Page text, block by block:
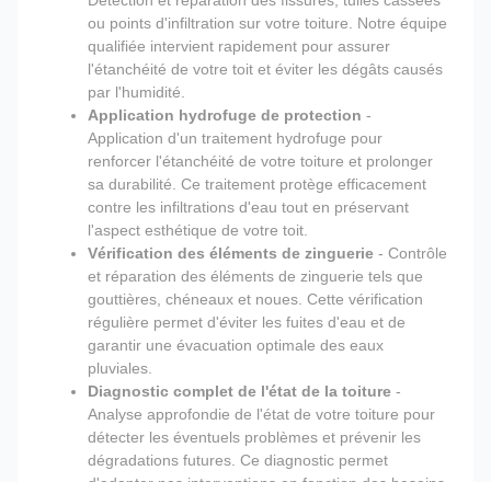
ou points d'infiltration sur votre toiture. Notre équipe
qualifiée intervient rapidement pour assurer
l'étanchéité de votre toit et éviter les dégâts causés
par l'humidité.
Application hydrofuge de protection -
Application d'un traitement hydrofuge pour
renforcer l'étanchéité de votre toiture et prolonger
sa durabilité. Ce traitement protège efficacement
contre les infiltrations d'eau tout en préservant
l'aspect esthétique de votre toit.
Vérification des éléments de zinguerie - Contrôle
et réparation des éléments de zinguerie tels que
gouttières, chéneaux et noues. Cette vérification
régulière permet d'éviter les fuites d'eau et de
garantir une évacuation optimale des eaux
pluviales.
Diagnostic complet de l'état de la toiture -
Analyse approfondie de l'état de votre toiture pour
détecter les éventuels problèmes et prévenir les
dégradations futures. Ce diagnostic permet